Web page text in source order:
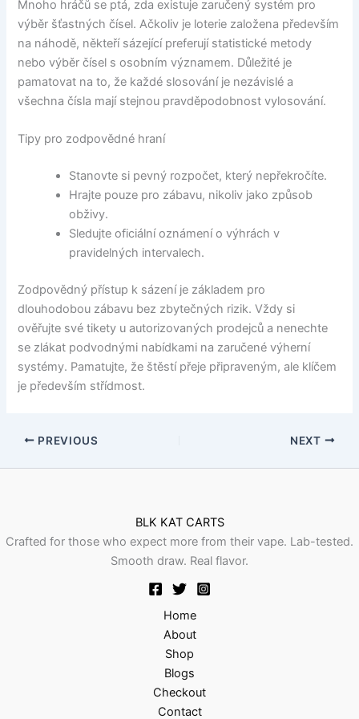
Mnoho hráčů se ptá, zda existuje zaručený systém pro
výběr šťastných čísel. Ačkoliv je loterie založena především
na náhodě, někteří sázející preferují statistické metody
nebo výběr čísel s osobním významem. Důležité je
pamatovat na to, že každé slosování je nezávislé a
všechna čísla mají stejnou pravděpodobnost vylosování.
Tipy pro zodpovědné hraní
Stanovte si pevný rozpočet, který nepřekročíte.
Hrajte pouze pro zábavu, nikoliv jako způsob
obživy.
Sledujte oficiální oznámení o výhrách v
pravidelných intervalech.
Zodpovědný přístup k sázení je základem pro
dlouhodobou zábavu bez zbytečných rizik. Vždy si
ověřujte své tikety u autorizovaných prodejců a nenechte
se zlákat podvodnými nabídkami na zaručené výherní
systémy. Pamatujte, že štěstí přeje připraveným, ale klíčem
je především střídmost.
PREVIOUS NEXT
BLK KAT CARTS
Crafted for those who expect more from their vape. Lab-tested.
Smooth draw. Real flavor.
Home
About
Shop
Blogs
Checkout
Contact